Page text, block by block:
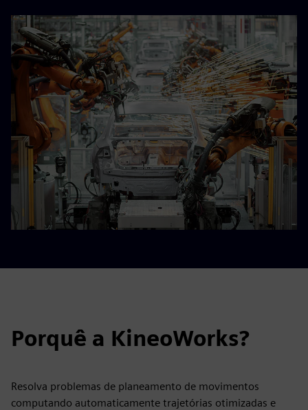
Porquê a KineoWorks?
Resolva problemas de planeamento de movimentos
computando automaticamente trajetórias otimizadas e